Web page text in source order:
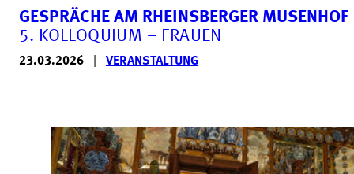
GESPRÄCHE AM RHEINSBERGER MUSENHOF
5. KOLLOQUIUM – FRAUEN
23.03.2026 VERANSTALTUNG